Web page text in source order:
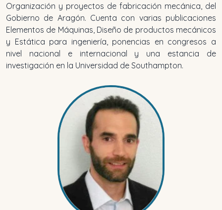
Organización y proyectos de fabricación mecánica, del
Gobierno de Aragón. Cuenta con varias publicaciones
Elementos de Máquinas, Diseño de productos mecánicos
y Estática para ingeniería, ponencias en congresos a
nivel nacional e internacional y una estancia de
investigación en la Universidad de Southampton.